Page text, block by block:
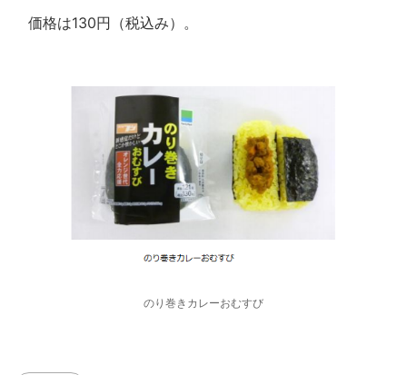
価格は130円（税込み）。
のり巻きカレーおむすび